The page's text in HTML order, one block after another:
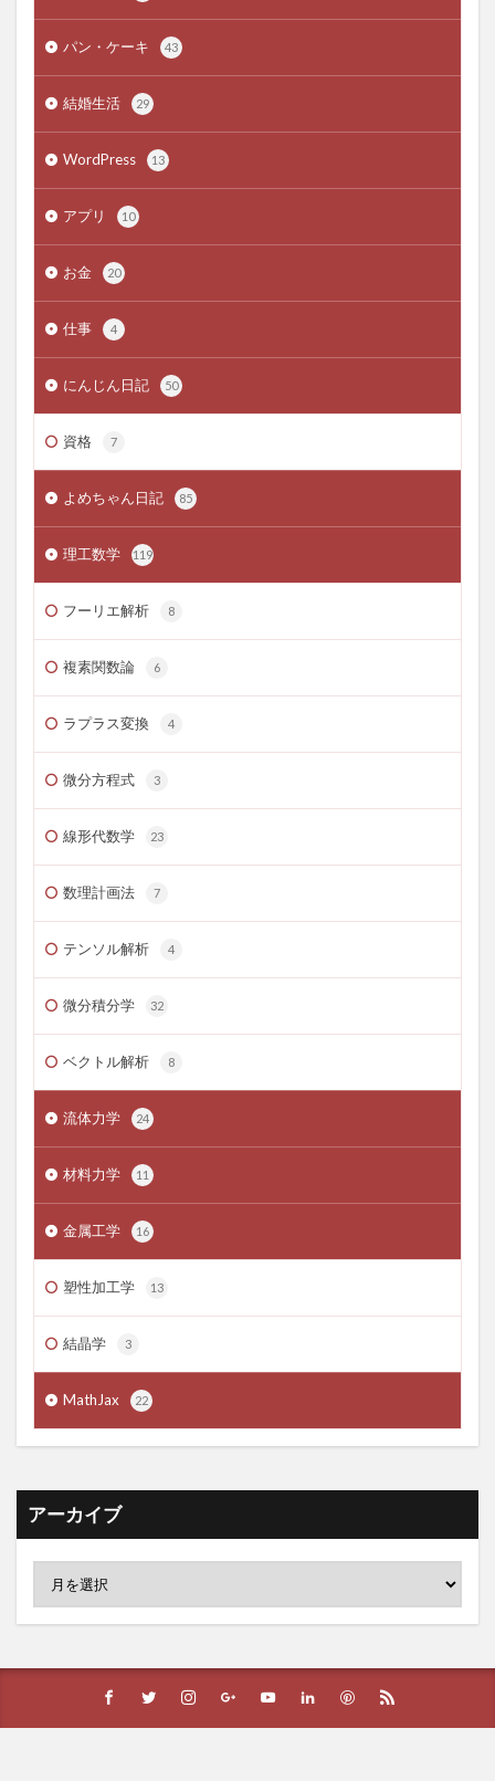
パン・ケーキ 43
結婚生活 29
WordPress 13
アプリ 10
お金 20
仕事 4
にんじん日記 50
資格 7
よめちゃん日記 85
理工数学 119
フーリエ解析 8
複素関数論 6
ラプラス変換 4
微分方程式 3
線形代数学 23
数理計画法 7
テンソル解析 4
微分積分学 32
ベクトル解析 8
流体力学 24
材料力学 11
金属工学 16
塑性加工学 13
結晶学 3
MathJax 22
アーカイブ